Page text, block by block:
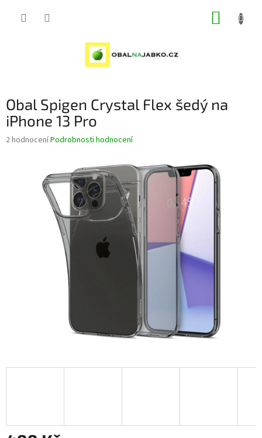
Obal Spigen Crystal Flex šedý na
iPhone 13 Pro
Průměrné
2 hodnoceníPodrobnosti hodnocení